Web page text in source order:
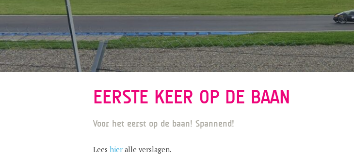
EERSTE KEER OP DE BAAN
Voor het eerst op de baan! Spannend!
Lees hier alle verslagen.